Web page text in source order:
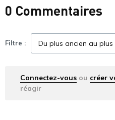
0 Commentaires
Filtre :
Connectez-vous ou créer
réagir